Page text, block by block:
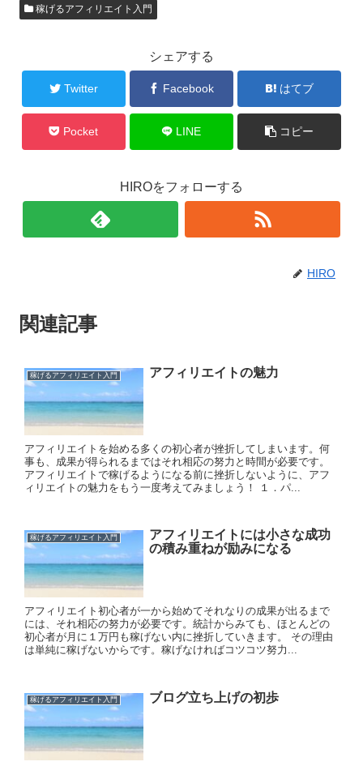
稼げるアフィリエイト入門
シェアする
Twitter Facebook はてブ
Pocket LINE コピー
HIROをフォローする
HIRO
関連記事
稼げるアフィリエイト入門 アフィリエイトの魅力
アフィリエイトを始める多くの初心者が挫折してしまいます。何
事も、成果が得られるまではそれ相応の努力と時間が必要です。
アフィリエイトで稼げるようになる前に挫折しないように、アフ
ィリエイトの魅力をもう一度考えてみましょう！ １．パ...
稼げるアフィリエイト入門
アフィリエイトには小さな成功
の積み重ねが励みになる
アフィリエイト初心者が一から始めてそれなりの成果が出るまで
には、それ相応の努力が必要です。統計からみても、ほとんどの
初心者が月に１万円も稼げない内に挫折していきます。 その理由
は単純に稼げないからです。稼げなければコツコツ努力...
稼げるアフィリエイト入門 ブログ立ち上げの初歩